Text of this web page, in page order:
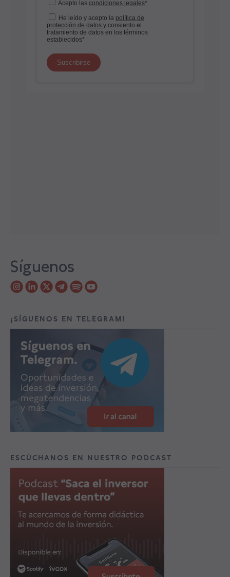
Síguenos
¡SÍGUENOS EN TELEGRAM!
ESCÚCHANOS EN NUESTRO PODCAST